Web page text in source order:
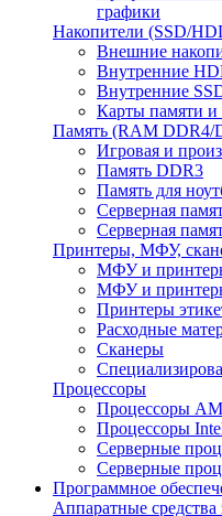
графики
Накопители (SSD/
Внешние
Внутренние
Внутренние
Карты памяти
Память (RAM DDR4/
Игровая и
Память DDR3
Память для
Серверная
Серверная
Принтеры, МФУ,
МФУ и
МФУ и
Принтеры
Расходные
Сканеры
Процессоры
Процессоры
Процессоры
Серверные
Серверные
Программное
Аппаратные